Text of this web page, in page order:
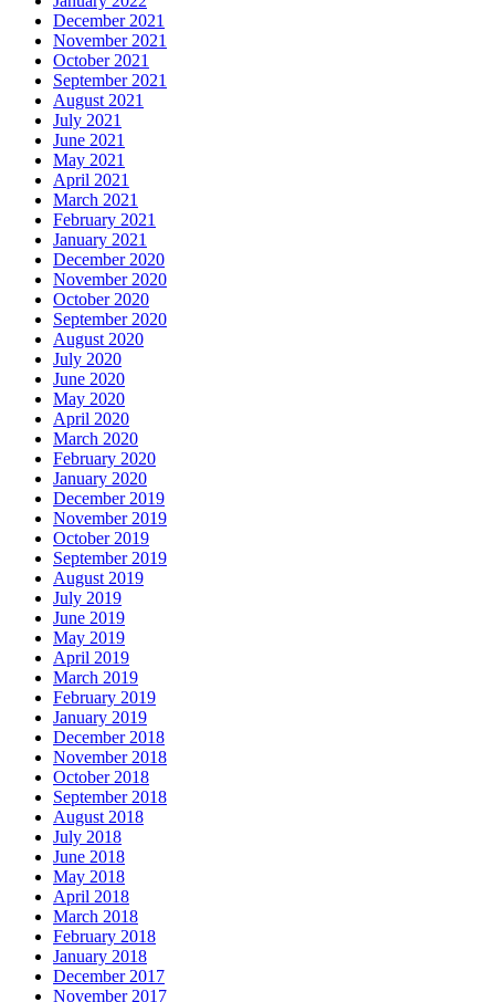
December 2021
November 2021
October 2021
September 2021
August 2021
July 2021
June 2021
May 2021
April 2021
March 2021
February 2021
January 2021
December 2020
November 2020
October 2020
September 2020
August 2020
July 2020
June 2020
May 2020
April 2020
March 2020
February 2020
January 2020
December 2019
November 2019
October 2019
September 2019
August 2019
July 2019
June 2019
May 2019
April 2019
March 2019
February 2019
January 2019
December 2018
November 2018
October 2018
September 2018
August 2018
July 2018
June 2018
May 2018
April 2018
March 2018
February 2018
January 2018
December 2017
November 2017